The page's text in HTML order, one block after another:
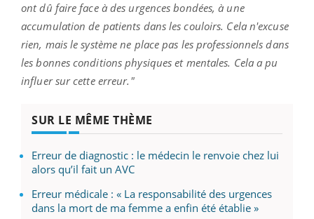
ont dû faire face à des urgences bondées, à une
accumulation de patients dans les couloirs. Cela n'excuse
rien, mais le système ne place pas les professionnels dans
les bonnes conditions physiques et mentales. Cela a pu
influer sur cette erreur."
SUR LE MÊME THÈME
Erreur de diagnostic : le médecin le renvoie chez lui
alors qu’il fait un AVC
Erreur médicale : « La responsabilité des urgences
dans la mort de ma femme a enfin été établie »